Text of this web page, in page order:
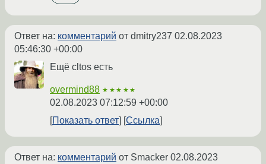
Ответ на: комментарий от dmitry237 02.08.2023
05:46:30 +00:00
Ещё cltos есть
overmind88 ★★★★★
02.08.2023 07:12:59 +00:00
Показать ответ
Ссылка
Ответ на: комментарий от Smacker 02.08.2023